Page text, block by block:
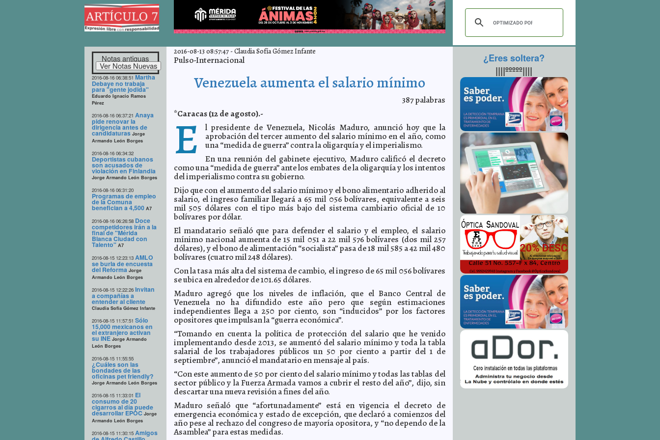
Notas antiguas
2016-08-16 06:38:51 Martha
Debaye no trabaja
para "gente jodida"
Eduardo Ignacio Ramos
Pérez
2016-08-16 06:37:21 Anaya
pide renovar la
dirigencia antes de
candidaturas Jorge
Armando León Borges
2016-08-16 06:34:32
Deportistas cubanos
son acusados de
violación en Finlandia
Jorge Armando León Borges
2016-08-16 06:31:20
Programas de empleo
de la Comuna
benefician a 4,500 A7
2016-08-16 06:26:58 Doce
competidores irán a la
final de "Mérida
Blanca Ciudad con
Talento" A7
2016-08-15 12:23:13 AMLO
se burla de encuesta
del Reforma Jorge
Armando León Borges
2016-08-15 12:22:26 Invitan
a compañías a
entender al cliente
Claudia Sofía Gómez Infante
2016-08-15 11:57:51 Sólo
15,000 mexicanos en
el extranjero activan
su INE Jorge Armando
León Borges
2016-08-15 11:55:55
¿Cuáles son las
bondades de las
oficinas pet friendly?
Jorge Armando León Borges
2016-08-15 11:33:01 El
consumo de 20
cigarros al día puede
desarrollar EPOC Jorge
Armando León Borges
2016-08-15 11:30:15 Amigos
2016-08-13 08:57:47-Claudia Sofía Gómez Infante
Pulso-Internacional
Venezuela aumenta el salario mínimo
387palabras
*Caracas (12 de agosto).-
E l presidente de Venezuela, Nicolás Maduro, anunció hoy que la
aprobación del tercer aumento del salario mínimo en el año, como
una “medida de guerra” contra la oligarquía y el imperialismo.
En una reunión del gabinete ejecutivo, Maduro calificó el decreto
como una “medida de guerra” ante los embates de la oligarquía y los intentos
del imperialismo contra su gobierno.
Dijo que con el aumento del salario mínimo y el bono alimentario adherido al
salario, el ingreso familiar llegará a 65 mil 056 bolívares, equivalente a seis
mil 505 dólares con el tipo más bajo del sistema cambiario oficial de 10
bolívares por dólar.
El mandatario señaló que para defender el salario y el empleo, el salario
mínimo nacional aumenta de 15 mil 051 a 22 mil 576 bolívares (dos mil 257
dólares), y el bono de alimentación “socialista” pasa de 18 mil 585 a 42 mil 480
bolívares (cuatro mil 248 dólares).
Con la tasa más alta del sistema de cambio, el ingreso de 65 mil 056 bolívares
se ubica en alrededor de 101.65 dólares.
Maduro agregó que los niveles de inflación, que el Banco Central de
Venezuela no ha difundido este año pero que según estimaciones
independientes llega a 250 por ciento, son “inducidos” por los factores
opositores que impulsan la “guerra económica”.
“Tomando en cuenta la política de protección del salario que he venido
implementando desde 2013, se aumentó del salario mínimo y toda la tabla
salarial de los trabajadores públicos un 50 por ciento a partir del 1 de
septiembre”, anunció el mandatario en mensaje al país.
“Con este aumento de 50 por ciento del salario mínimo y todas las tablas del
sector público y la Fuerza Armada vamos a cubrir el resto del año”, dijo, sin
descartar una nueva revisión a fines del año.
Maduro señaló que “afortunadamente” está en vigencia el decreto de
emergencia económica y estado de excepción, que declaró a comienzos del
año pese al rechazo del congreso de mayoría opositora, y “no dependo de la
Asamblea” para estas medidas.
¿Eres soltera?
||||ººººº||||